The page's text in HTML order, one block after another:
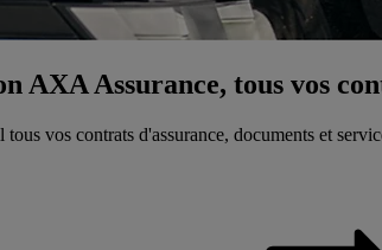
AXA Assurance, tous vos
vos contrats d'assurance, documents et